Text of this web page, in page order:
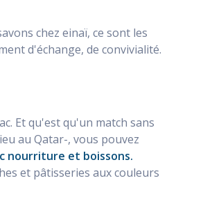
chez einaï, ce sont les
d'échange, de convivialité.
Et qu'est qu'un match sans
au Qatar-, vous pouvez
nourriture et boissons.
et pâtisseries aux couleurs